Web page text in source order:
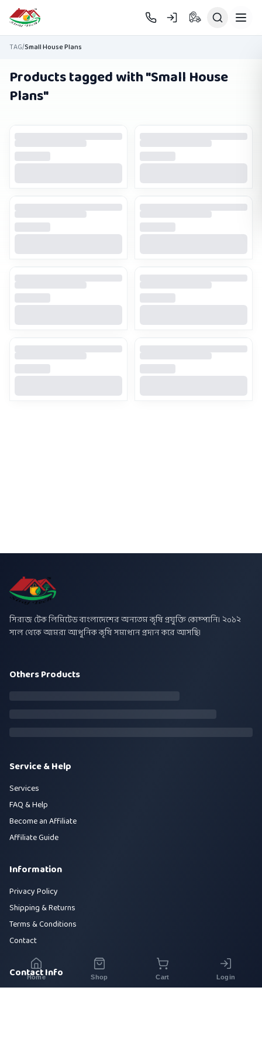
Skip to main content
TAG/Small House Plans
Products tagged with "Small House
Plans"
সিরাজ টেক লিমিটেড বাংলাদেশের অন্যতম কৃষি প্রযুক্তি কোম্পানি। ২০১২
সাল থেকে আমরা আধুনিক কৃষি সমাধান প্রদান করে আসছি।
Others Products
Service & Help
Services
FAQ & Help
Become an Affiliate
Affiliate Guide
Information
Privacy Policy
Shipping & Returns
Terms & Conditions
Contact
Contact Info
Home Shop Cart Login